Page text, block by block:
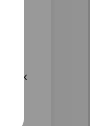
как